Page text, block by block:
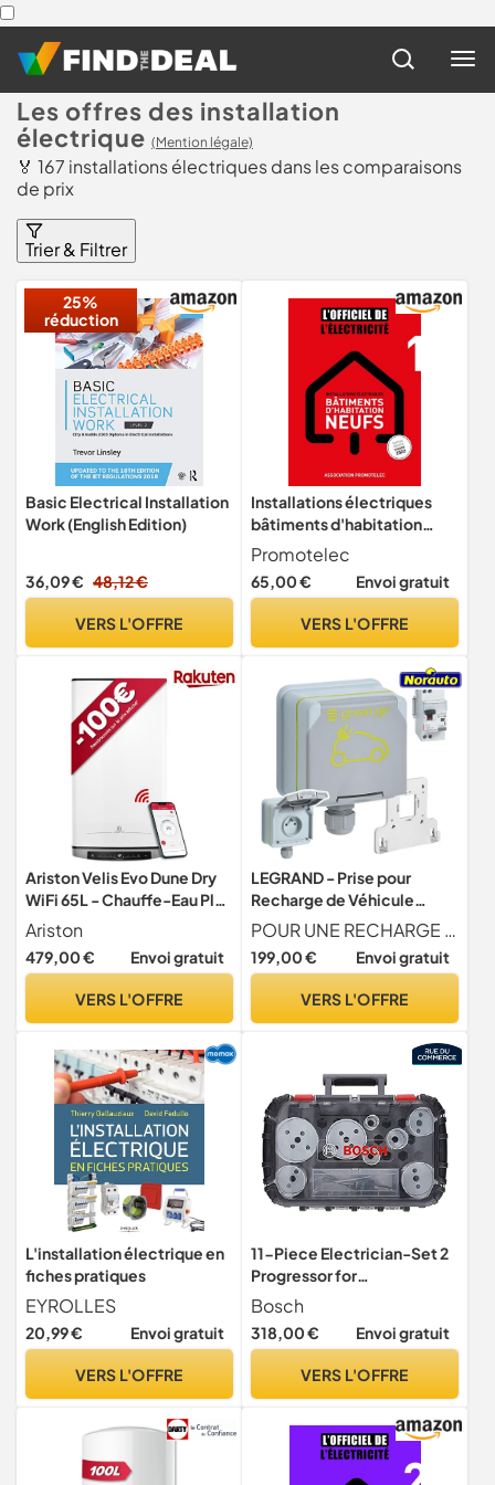
Les offres des installation
électrique (Mention légale)
🏅 167 installations électriques dans les comparaisons
de prix
Trier & Filtrer
25%
réduction
Basic Electrical Installation
Work (English Edition)
36,09 € 48,12 €
VERS L'OFFRE
Installations électriques
bâtiments d'habitation
neufs
Promotelec
65,00 € Envoi gratuit
VERS L'OFFRE
Ariston Velis Evo Dune Dry
WiFi 65L - Chauffe-Eau Plat
Multiposition, Résistances
DRY x2 Anti-Calcaire, 25%
Économie d'Énergie,
Remplacement à Vie
Ariston
479,00 € Envoi gratuit
VERS L'OFFRE
LEGRAND - Prise pour
Recharge de Véhicule
Electrique Green'up Acess
- Prise Murale Complète
avec Patère et Interrupteur
- Fabriqué En France
POUR UNE RECHARGE RAPIDE ET EFFICACE Avec une puissance d livr e maximale de 3,7 kW, le syst me Green'up Access permet une recharge jusqu' 2 fois plus rapide pour les v hicules lectriques compatibles quip s du cordon de recharge Green'up.
199,00 € Envoi gratuit
VERS L'OFFRE
L'installation électrique en
fiches pratiques
EYROLLES
20,99 € Envoi gratuit
VERS L'OFFRE
11-Piece Electrician-Set 2
Progressor for
Wood&Metal (25, 32, 40,
54, 60, 68, 76, 66 mm)
Bosch
318,00 € Envoi gratuit
VERS L'OFFRE